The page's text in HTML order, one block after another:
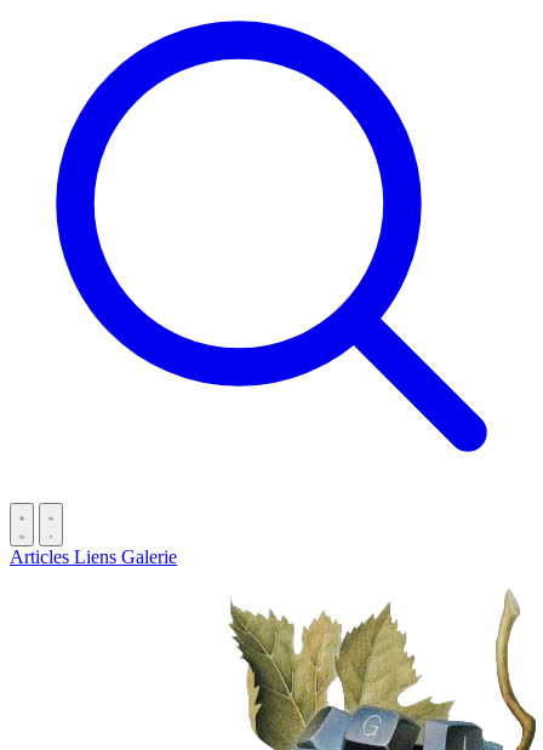
Articles Liens Galerie